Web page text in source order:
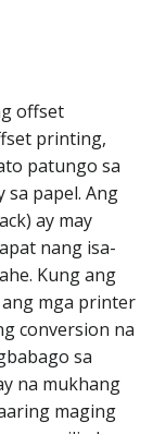
offset
printing,
patungo sa
papel. Ang
ay may
nang isa-
Kung ang
ang mga printer
conversion na
sa
na mukhang
maging